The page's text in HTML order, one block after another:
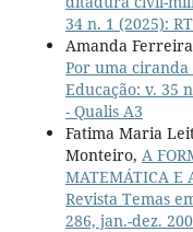
34 n. 1 (2025):
Amanda
Por uma
Educação: v. 35
- Qualis A3
Fatima Maria
Monteiro, A
MATEMÁTICA E
Revista Temas
286, jan.-dez.